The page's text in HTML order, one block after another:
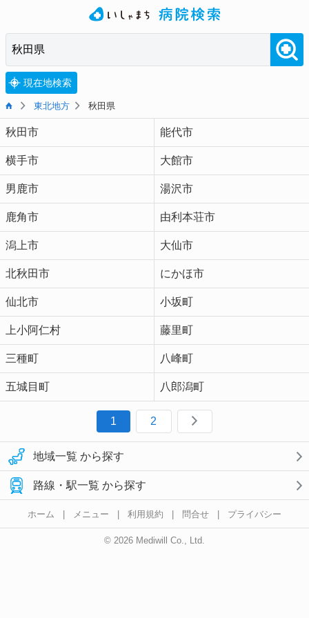
現在地検索
東北地方 秋田県
秋田市 能代市
横手市 大館市
男鹿市 湯沢市
鹿角市 由利本荘市
潟上市 大仙市
北秋田市 にかほ市
仙北市 小坂町
上小阿仁村 藤里町
三種町 八峰町
五城目町 八郎潟町
1 2
地域一覧 から探す
路線・駅一覧 から探す
ホーム | メニュー | 利用規約 | 問合せ | プライバシー
© 2026 Mediwill Co., Ltd.